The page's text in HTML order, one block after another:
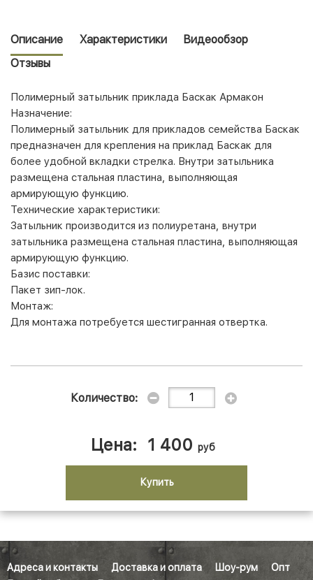
Описание Характеристики
Видеообзор
Отзывы
Полимерный затыльник приклада Баскак Армакон
Назначение:
Полимерный затыльник для прикладов семейства Баскак
предназначен для крепления на приклад Баскак для
более удобной вкладки стрелка. Внутри затыльника
размещена стальная пластина, выполняющая
армирующую функцию.
Технические характеристики:
Затыльник производится из полиуретана, внутри
затыльника размещена стальная пластина, выполняющая
армирующую функцию.
Базис поставки:
Пакет зип-лок.
Монтаж:
Для монтажа потребуется шестигранная отвертка.
Количество:
Цена: 1 400 руб
Купить
Адреса и контакты Доставка и оплата Шоу-рум
Опт